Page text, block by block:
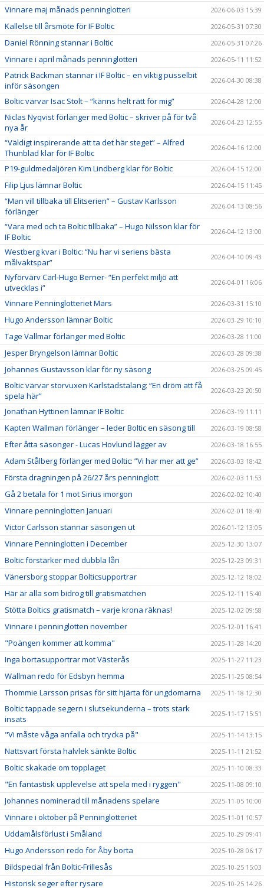
Vinnare maj månads penninglotteri 2026-06-03 15:39
Kallelse till årsmöte för IF Boltic 2026-05-31 07:30
Daniel Rönning stannar i Boltic 2026-05-31 07:26
Vinnare i april månads penninglotteri 2026-05-11 11:52
Patrick Backman stannar i IF Boltic – en viktig pusselbit
inför säsongen
2026-04-30 08:38
Boltic värvar Isac Stolt – “känns helt rätt för mig” 2026-04-28 12:00
Niclas Nyqvist förlänger med Boltic – skriver på för två
nya år
2026-04-23 12:55
“Väldigt inspirerande att ta det här steget” – Alfred
Thunblad klar för IF Boltic
2026-04-16 12:00
P19-guldmedaljören Kim Lindberg klar för Boltic 2026-04-15 12:00
Filip Ljus lämnar Boltic 2026-04-15 11:45
“Man vill tillbaka till Elitserien” – Gustav Karlsson
förlänger
2026-04-13 08:56
“Vara med och ta Boltic tillbaka” – Hugo Nilsson klar för
IF Boltic
2026-04-12 13:00
Westberg kvar i Boltic: “Nu har vi seriens bästa
målvaktspar”
2026-04-10 09:43
Nyförvärv Carl-Hugo Berner- “En perfekt miljö att
utvecklas i”
2026-04-01 16:06
Vinnare Penninglotteriet Mars 2026-03-31 15:10
Hugo Andersson lämnar Boltic 2026-03-29 10:10
Tage Vallmar förlänger med Boltic 2026-03-28 11:00
Jesper Bryngelson lämnar Boltic 2026-03-28 09:38
Johannes Gustavsson klar för ny säsong 2026-03-25 09:45
Boltic värvar storvuxen Karlstadstalang: “En dröm att få
spela här”
2026-03-23 20:50
Jonathan Hyttinen lämnar IF Boltic 2026-03-19 11:11
Kapten Wallman förlänger – leder Boltic en säsong till 2026-03-19 08:58
Efter åtta säsonger - Lucas Hovlund lägger av 2026-03-18 16:55
Adam Stålberg förlänger med Boltic: ”Vi har mer att ge” 2026-03-03 18:42
Första dragningen på 26/27 års penninglott 2026-02-03 11:53
Gå 2 betala för 1 mot Sirius imorgon 2026-02-02 10:40
Vinnare penninglotten Januari 2026-02-01 18:40
Victor Carlsson stannar säsongen ut 2026-01-12 13:05
Vinnare Penninglotten i December 2025-12-30 13:07
Boltic förstärker med dubbla lån 2025-12-23 09:31
Vänersborg stoppar Bolticsupportrar 2025-12-12 18:02
Här är alla som bidrog till gratismatchen 2025-12-11 15:40
Stötta Boltics gratismatch – varje krona räknas! 2025-12-02 09:58
Vinnare i penninglotten november 2025-12-01 16:41
"Poängen kommer att komma" 2025-11-28 14:20
Inga bortasupportrar mot Västerås 2025-11-27 11:23
Wallman redo för Edsbyn hemma 2025-11-25 08:54
Thommie Larsson prisas för sitt hjärta för ungdomarna 2025-11-18 12:30
Boltic tappade segern i slutsekunderna – trots stark
insats
2025-11-17 15:51
"Vi måste våga anfalla och trycka på" 2025-11-14 13:15
Nattsvart första halvlek sänkte Boltic 2025-11-11 21:52
Boltic skakade om topplaget 2025-11-10 08:33
"En fantastisk upplevelse att spela med i ryggen" 2025-11-08 09:10
Johannes nominerad till månadens spelare 2025-11-05 10:00
Vinnare i oktober på Penninglotteriet 2025-11-01 10:57
Uddamålsförlust i Småland 2025-10-29 09:41
Hugo Andersson redo för Åby borta 2025-10-28 06:17
Bildspecial från Boltic-Frillesås 2025-10-25 15:03
Historisk seger efter rysare 2025-10-25 14:26